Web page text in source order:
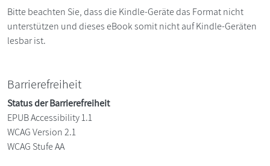
Bitte beachten Sie, dass die Kindle-Geräte das Format nicht
unterstützen und dieses eBook somit nicht auf Kindle-Geräten
lesbar ist.
Barrierefreiheit
Status der Barrierefreiheit
EPUB Accessibility 1.1
WCAG Version 2.1
WCAG Stufe AA